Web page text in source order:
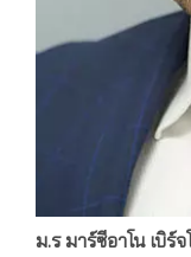
ม.ร มาร์ซีอาโน เบิ